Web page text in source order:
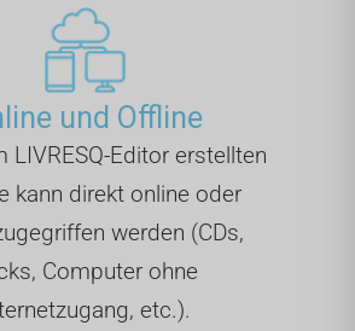
und Offline
LIVRESQ-Editor erstellten
kann direkt online oder
werden (CDs,
Computer ohne
etc.).